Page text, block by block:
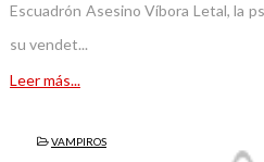
Escuadrón Asesino Víbora Letal, la
su vendet...
Leer más...
VAMPIROS